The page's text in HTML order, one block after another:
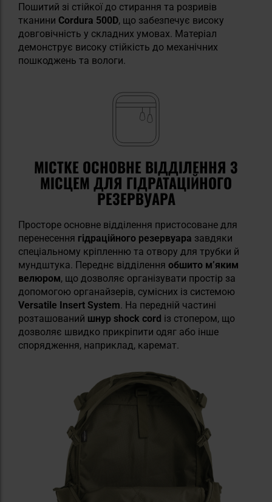
Пошитий зі стійкої до стирання та розривів
тканини Cordura 500D, що забезпечує високу
довговічність у складних умовах. Матеріал
демонструє високу стійкість до механічних
пошкоджень та вологи.
МІСТКЕ ОСНОВНЕ ВІДДІЛЕННЯ З
МІСЦЕМ ДЛЯ ГІДРАТАЦІЙНОГО
РЕЗЕРВУАРА
Просторе основне відділення пристосоване для
перенесення гідраційного резервуара завдяки
спеціальному кріпленню та отвору для трубки й
мундштука. Переднє відділення обшито м’яким
велюром, що дозволяє організувати простір за
допомогою органайзерів, сумісних із системою
Versatile Insert System. На передній частині
розташований шнур shock cord із стопером, що
дозволяє швидко прикріпити одяг або інше
спорядження, наприклад, каремат.